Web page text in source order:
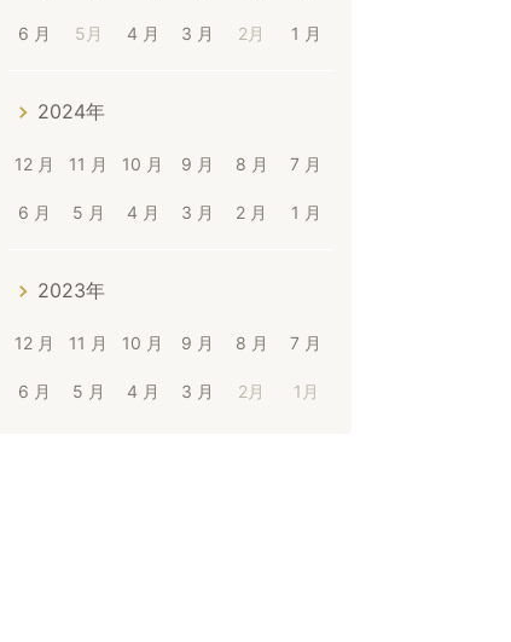
6 月 5月 4 月 3 月 2月 1 月
2024年
12 月 11 月 10 月 9 月 8 月 7 月
6 月 5 月 4 月 3 月 2 月 1 月
2023年
12 月 11 月 10 月 9 月 8 月 7 月
6 月 5 月 4 月 3 月 2月 1月